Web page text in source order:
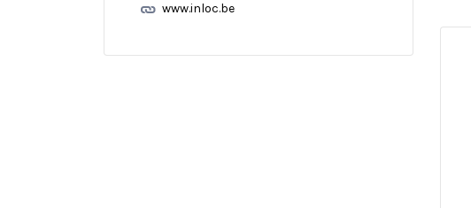
www.inloc.be